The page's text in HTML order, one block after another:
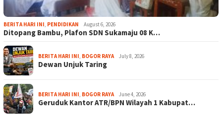
BERITA HARI INI, PENDIDIKAN August 6, 2026
Ditopang Bambu, Plafon SDN Sukamaju 08 K…
BERITA HARI INI, BOGOR RAYA July 8, 2026
Dewan Unjuk Taring
BERITA HARI INI, BOGOR RAYA June 4, 2026
Geruduk Kantor ATR/BPN Wilayah 1 Kabupat…